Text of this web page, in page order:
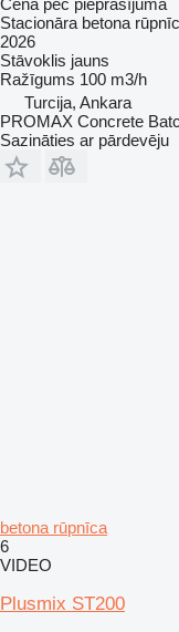
Cena pēc pieprasījuma
Stacionāra betona
2026
Stāvoklis jauns
Ražīgums 100 m3/h
Turcija, Ankara
PROMAX Concrete
Sazināties ar pārdevēju
betona rūpnīca
6
VIDEO
Plusmix ST200